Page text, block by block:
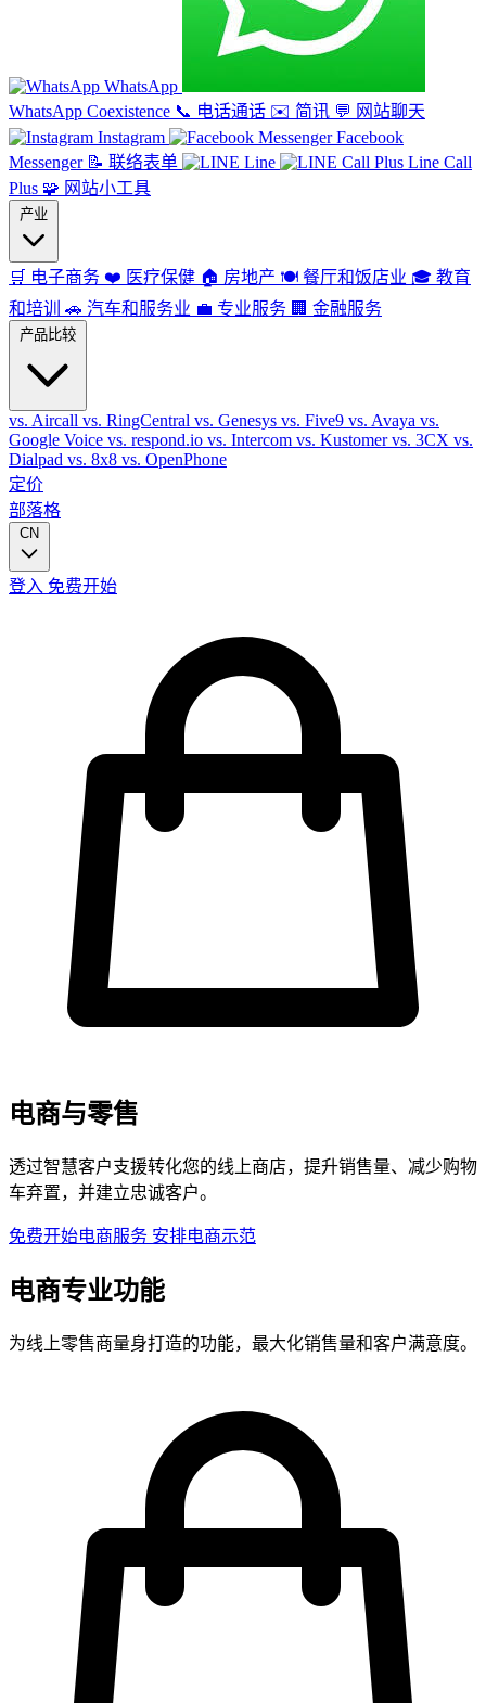
WhatsApp
WhatsApp Coexistence 📞 电话通话 ✉️ 简讯 💬 网站聊天
Instagram
Facebook
Messenger 📝 联络表单 Line
Line Call
Plus 🧩 网站小工具
产业
🛒 电子商务 ❤️ 医疗保健 🏠 房地产 🍽️ 餐厅和饭店业 🎓 教育
和培训
🚗 汽车和服务业 💼 专业服务 🏢 金融服务
产品比较
vs. Aircall vs. RingCentral vs. Genesys vs. Five9 vs. Avaya vs.
Google Voice vs. respond.io vs. Intercom vs. Kustomervs. 3CX vs.
Dialpad vs. 8x8 vs. OpenPhone
定价
部落格
CN
登入 免费开始
电商与零售
透过智慧客户支援转化您的线上商店，提升销售量、减少购物
车弃置，并建立忠诚客户。
免费开始电商服务 安排电商示范
电商专业功能
为线上零售商量身打造的功能，最大化销售量和客户满意度。